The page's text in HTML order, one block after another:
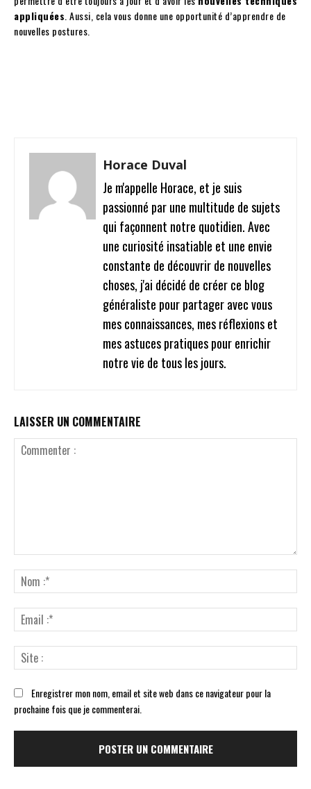
appliquées . Aussi, cela vous donne une opportunité d’apprendre de
nouvelles postures.
Horace Duval
Je m'appelle Horace, et je suis
passionné par une multitude de sujets
qui façonnent notre quotidien. Avec
une curiosité insatiable et une envie
constante de découvrir de nouvelles
choses, j'ai décidé de créer ce blog
généraliste pour partager avec vous
mes connaissances, mes réflexions et
mes astuces pratiques pour enrichir
notre vie de tous les jours.
LAISSER UN COMMENTAIRE
:*
:*
:
Enregistrer mon nom, email et site web dans ce navigateur pour la
prochaine fois que je commenterai.